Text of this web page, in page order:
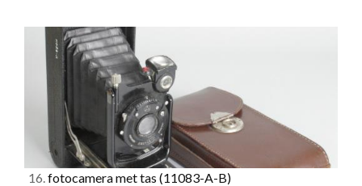
16.fotocamera met tas (11083-A-B)